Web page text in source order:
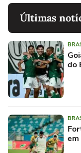
Últimas
do
em